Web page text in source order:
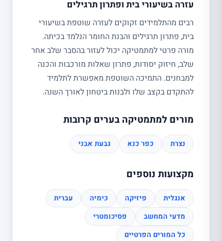
עזרה בשיעורי בית ופתרון תרגילים
רבים מהתלמידים זקוקים לעזרה שוטפת בשיעורי
בית, פתרון תרגילים והבנת החומר הנלמד בכיתה.
מורה פרטי למתמטיקה יכול לעזור בהסבר שלב אחר
שלב, חיזוק יסודות, פתרון שאלות מורכבות והכנה
למבחנים. התמיכה השוטפת מאפשרת לתלמיד
להתקדם בקצב שלו ולבנות ביטחון לאורך השנה.
מורים למתמטיקה בערים קרובות
נצרת כפר כנא גבעת אבני
מקצועות נוספים
אנגלית פיזיקה כימיה
עברית
מדעי המחשב
פסיכומטרי
כל המורים הפרטיים